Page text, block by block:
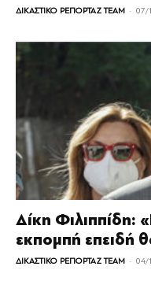
ΔΙΚΑΣΤΙΚΟ ΡΕΠΟΡΤΑΖ TEAM - 07/
Δίκη Φιλιππίδη:
εκπομπή επειδή
ΔΙΚΑΣΤΙΚΟ ΡΕΠΟΡΤΑΖ TEAM - 04/